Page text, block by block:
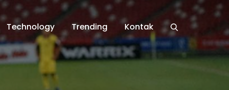
Technology Trending Kontak